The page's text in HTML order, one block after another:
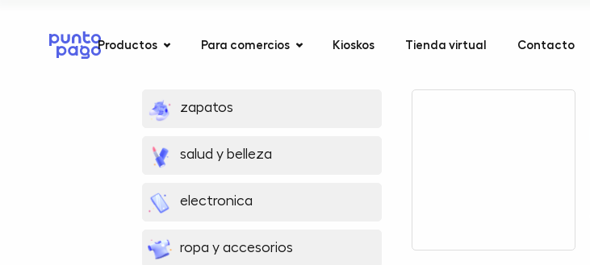
Productos Para comercios Kioskos Tienda virtual Contacto
zapatos
salud y belleza
electronica
ropa y accesorios